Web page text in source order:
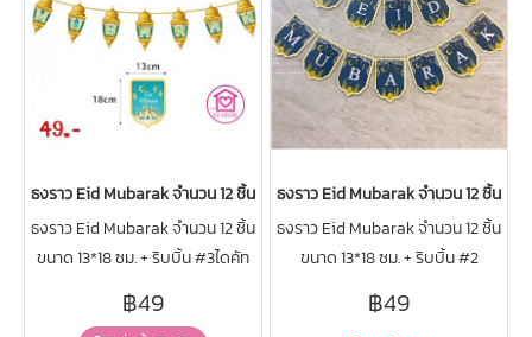
ธงราว Eid Mubarak จำนวน 12 ชิ้น ขนาด 13*18 ซม. + ริบบิ้น #3
ธงราว Eid Mubarak จำนวน 12 ชิ้น
ขนาด 13*18 ซม. + ริบบิ้น #3ไดคัท
ทรงโคม สวยมากกกก
฿49
ธงราว Eid Mubarak จำนวน 12 ชิ้น ขน
ธงราว Eid Mubarak จำนวน 12 ชิ้น
ขนาด 13*18 ซม. + ริบบิ้น #2
฿49